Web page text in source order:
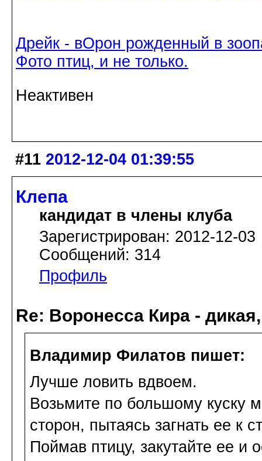
Дрейк - вОрон рожденный в
Фото птиц, и не только.
Неактивен
#11 2012-12-04 01:39:55
Клепа
кандидат в члены клуба
Зарегистрирован: 2012-12-03
Сообщений: 314
Профиль
Re: Воронесса Кира -
Владимир Филатов пишет:
Лучше ловить вдвоем.
Возьмите по большому куску
сторон, пытаясь загнать ее к
Поймав птицу, закутайте ее и